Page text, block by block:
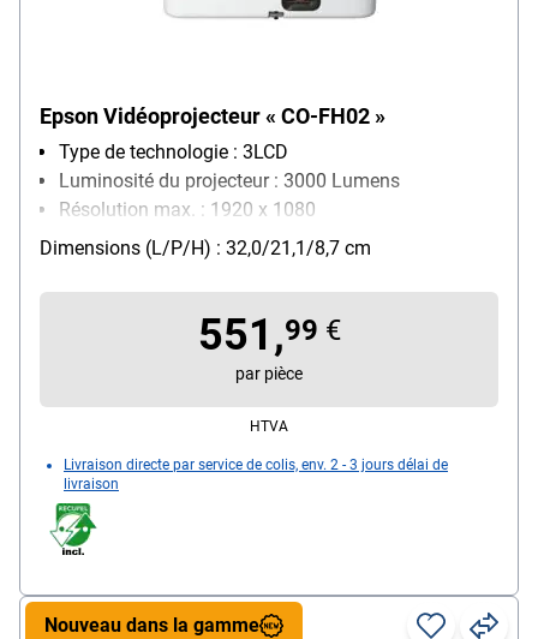
Epson Vidéoprojecteur « CO-FH02 »
Type de technologie : 3LCD
Luminosité du projecteur : 3000 Lumens
Résolution max. : 1920 x 1080
Particularités : grand écran de projection pour la
projection de films
réseau : WLAN
Dimensions (L/P/H) : 32,0/21,1/8,7 cm
551,99 €
par pièce
HTVA
Livraison directe par service de colis, env. 2 - 3 jours délai de
livraison
Nouveau dans la gamme